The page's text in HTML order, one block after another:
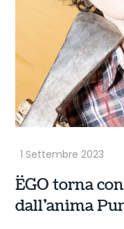
ËGO torna
dall’anima